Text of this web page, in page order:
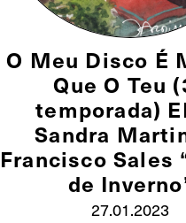
O Meu Disco É
Que O Teu
temporada)
Sandra
Francisco Sales
de
27.01.2023